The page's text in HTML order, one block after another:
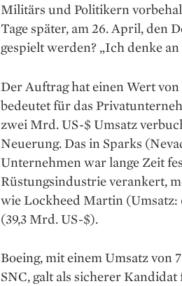
Militärs und Politikern
Tage später, am 26. April, den
gespielt werden? „Ich denke an
Der Auftrag hat einen Wert
bedeutet für das
zwei Mrd. US-$ Umsatz
Neuerung. Das in Sparks
Unternehmen war lange Zeit
Rüstungsindustrie verankert,
wie Lockheed Martin
(39,3 Mrd. US-$).
Boeing, mit einem Umsatz von
SNC, galt als sicherer